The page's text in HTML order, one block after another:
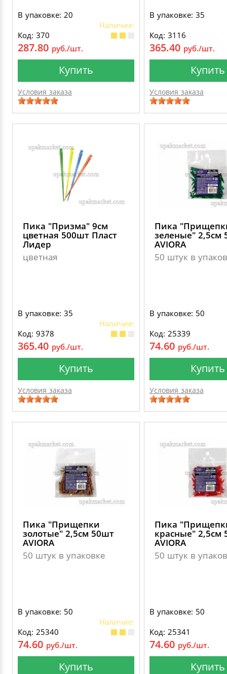
В упаковке: 20
Наличие:
Код: 370
287.80 руб./шт.
Купить
Условия заказа
В упаковке: 35
Код: 3116
365.40 руб./шт.
Купить
Условия заказа
Пика "Призма" 9см
цветная 500шт Пласт
Лидер
цветная
В упаковке: 35
Наличие:
Код: 9378
365.40 руб./шт.
Купить
Условия заказа
Пика
зеленые" 2,5см
AVIORA
50 штук в
В упаковке: 50
Код: 25339
74.60 руб./шт.
Купить
Условия заказа
Пика "Прищепки
золотые" 2,5см 50шт
AVIORA
50 штук в упаковке
В упаковке: 50
Наличие:
Код: 25340
74.60 руб./шт.
Купить
Пика
красные" 2,5см
AVIORA
50 штук в
В упаковке: 50
Код: 25341
74.60 руб./шт.
Купить